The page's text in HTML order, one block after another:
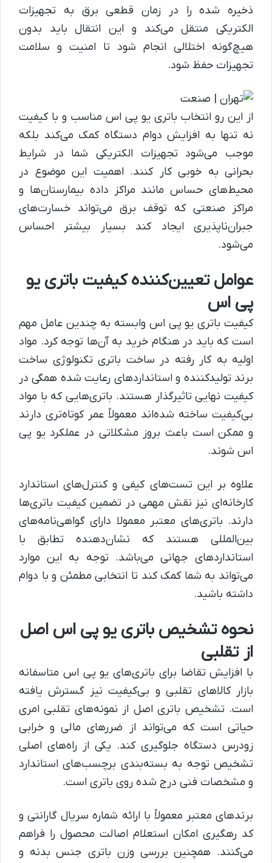
ذخیره شده را در زمان قطعی برق به تجهیزات
الکتریکی منتقل می‌کند و این انتقال باید بدون
هیچ‌گونه اختلالی انجام شود تا امنیت و سلامت
تجهیزات حفظ شود.
از این رو انتخاب باتری یو پی اس مناسب و با کیفیت
نه تنها به افزایش دوام دستگاه کمک می‌کند بلکه
موجب می‌شود تجهیزات الکتریکی شما در شرایط
بحرانی به خوبی کار کنند. اهمیت این موضوع در
محیط‌های حساس مانند مراکز داده بیمارستان‌ها و
مراکز صنعتی که توقف برق می‌تواند خسارت‌های
جبران‌ناپذیری ایجاد کند بسیار بیشتر احساس
می‌شود.
عوامل تعیین‌کننده کیفیت باتری یو
پی اس
کیفیت باتری یو پی اس وابسته به چندین عامل مهم
است که باید در هنگام خرید به آن‌ها توجه کرد. مواد
اولیه به کار رفته در ساخت باتری تکنولوژی ساخت
برند تولیدکننده و استانداردهای رعایت شده همگی در
کیفیت نهایی تاثیرگذار هستند. باتری‌هایی که با مواد
بی‌کیفیت ساخته شده‌اند معمولاً عمر کوتاه‌تری دارند
و ممکن است باعث بروز مشکلاتی در عملکرد یو پی
اس شوند.
علاوه بر این تست‌های کیفی و کنترل‌های استاندارد
کارخانه‌ای نیز نقش مهمی در تضمین کیفیت باتری‌ها
دارند. باتری‌های معتبر معمولا دارای گواهی‌نامه‌های
بین‌المللی هستند که نشان‌دهنده تطابق با
استانداردهای جهانی می‌باشد. توجه به این موارد
می‌تواند به شما کمک کند تا انتخابی مطمئن و با دوام
داشته باشید.
نحوه تشخیص باتری یو پی اس اصل
از تقلبی
با افزایش تقاضا برای باتری‌های یو پی اس متاسفانه
بازار کالاهای تقلبی و بی‌کیفیت نیز گسترش یافته
است. تشخیص باتری اصل از نمونه‌های تقلبی امری
حیاتی است که می‌تواند از ضررهای مالی و خرابی
زودرس دستگاه جلوگیری کند. یکی از راه‌های اصلی
تشخیص توجه به بسته‌بندی برچسب‌های استاندارد
و مشخصات فنی درج شده روی باتری است.
برندهای معتبر معمولاً با ارائه شماره سریال گارانتی و
کد رهگیری امکان استعلام اصالت محصول را فراهم
می‌کنند. همچنین بررسی وزن باتری جنس بدنه و